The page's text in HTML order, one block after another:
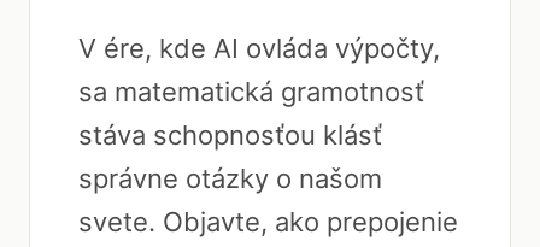
V ére, kde AI ovláda výpočty,
sa matematická gramotnosť
stáva schopnosťou klásť
správne otázky o našom
svete. Objavte, ako prepojenie